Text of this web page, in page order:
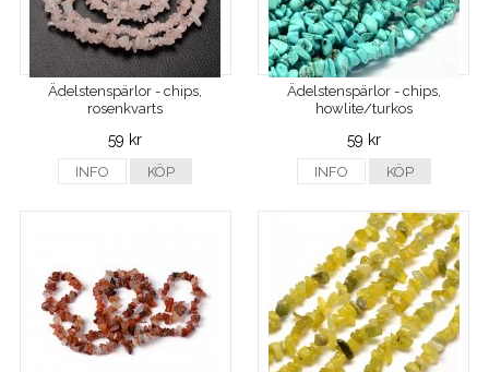
Ädelstenspärlor - chips,
rosenkvarts
59 kr
INFO KÖP
Ädelstenspärlor - chips,
howlite/turkos
59 kr
INFO KÖP